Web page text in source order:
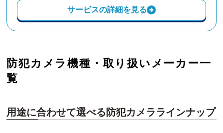
サービスの詳細を見る
防犯カメラ機種・取り扱いメーカー一
覧
用途に合わせて選べる防犯カメララインナップ